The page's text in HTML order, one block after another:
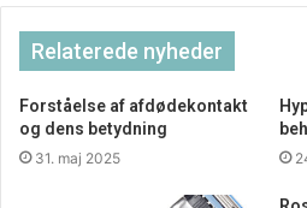
Relaterede nyheder
Forståelse af afdødekontakt
og dens betydning
31. maj 2025